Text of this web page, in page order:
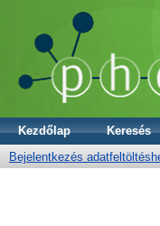
Kezdőlap Keresés
Bejelentkezés